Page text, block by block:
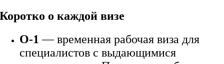
Коротко о каждой визе
O-1 — временная рабочая виза для
специалистов с выдающимися